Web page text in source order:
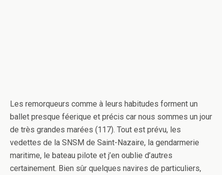
Les remorqueurs comme à leurs habitudes forment un
ballet presque féerique et précis car nous sommes un jour
de très grandes marées (117). Tout est prévu, les
vedettes de la SNSM de Saint-Nazaire, la gendarmerie
maritime, le bateau pilote et j’en oublie d’autres
certainement. Bien sûr quelques navires de particuliers,